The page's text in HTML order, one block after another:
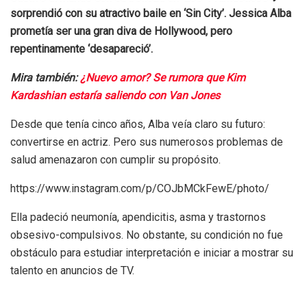
sorprendió con su atractivo baile en ‘Sin City’. Jessica Alba
prometía ser una gran diva de Hollywood, pero
repentinamente ‘desapareció’.
Mira también:¿Nuevo amor? Se rumora que Kim
Kardashian estaría saliendo con Van Jones
Desde que tenía cinco años, Alba veía claro su futuro:
convertirse en actriz. Pero sus numerosos problemas de
salud amenazaron con cumplir su propósito.
https://www.instagram.com/p/COJbMCkFewE/photo/
Ella padeció neumonía, apendicitis, asma y trastornos
obsesivo-compulsivos. No obstante, su condición no fue
obstáculo para estudiar interpretación e iniciar a mostrar su
talento en anuncios de TV.